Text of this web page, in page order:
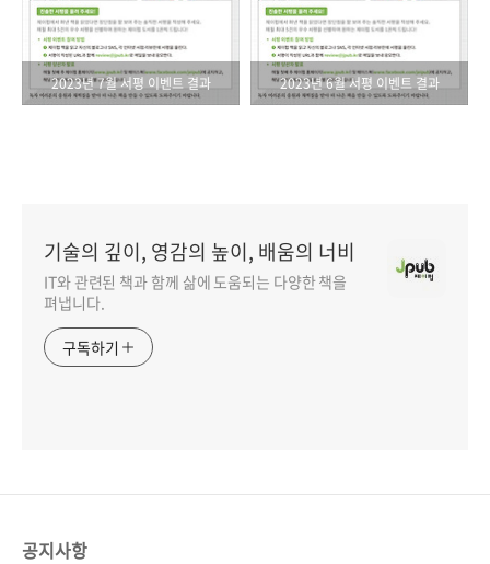
2023년 7월 서평 이벤트 결과 2023년 6월 서평 이벤트 결과
기술의 깊이, 영감의 높이, 배움의 너비
IT와 관련된 책과 함께 삶에 도움되는 다양한 책을
펴냅니다.
구독하기
공지사항